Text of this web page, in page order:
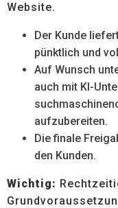
Website.
Der Kunde
pünktlich und
Auf Wunsch
auch mit KI-
aufzubereiten.
Die finale
den Kunden.
Wichtig: